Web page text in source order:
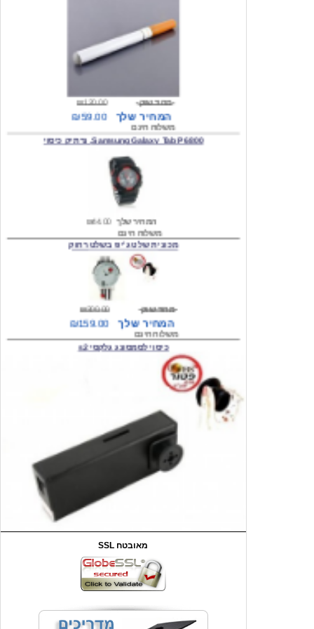
₪120.00
משלוח חינם
Samsung Galaxy Tab P6800, נרתיק כיסוי
המחיר שלך
משלוח חינם
₪300.00 מחיר שוק
₪159.00
כיסוי לסמסונג גלקסי s2
₪59.00
שעון יד לילדים קוף \תכלת
₪44.00 המחיר שלך
₪49.00 המחיר כולל משלוח :
SSL מאובטח